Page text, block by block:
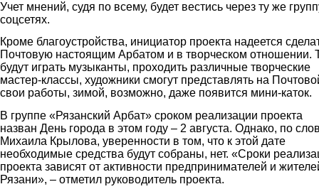
Учет мнений, судя по всему, будет вестись через ту же
соцсетях.
Кроме благоустройства, инициатор проекта надеется
Почтовую настоящим Арбатом и в творческом отношении.
будут играть музыканты, проходить различные творческие
мастер-классы, художники смогут представлять на
свои работы, зимой, возможно, даже появится мини-каток.
В группе «Рязанский Арбат» сроком реализации проекта
назван День города в этом году – 2 августа. Однако, по
Михаила Крылова, уверенности в том, что к этой дате
необходимые средства будут собраны, нет. «Сроки
проекта зависят от активности предпринимателей и
Рязани», – отметил руководитель проекта.